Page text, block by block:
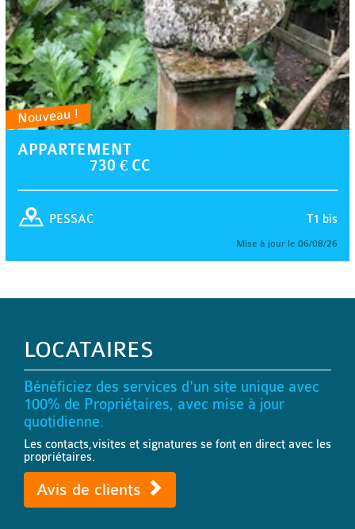
Nouveau !
APPARTEMENT
730 € CC
T1 bis
PESSAC
Mise à jour le 06/08/26
LOCATAIRES
Bénéficiez des services d'un site unique avec
100% de Propriétaires, avec mise à jour
quotidienne.
Les contacts,visites et signatures se font en direct avec les
propriétaires.
Avis de clients